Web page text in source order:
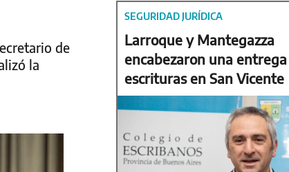
de
la
SEGURIDAD JURÍDICA
Larroque y Mantegazza
encabezaron una
escrituras en San Vicente